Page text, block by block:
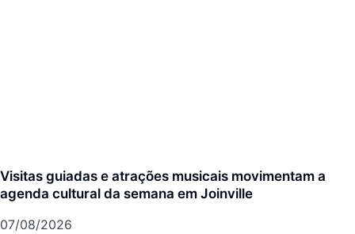
Visitas guiadas e atrações musicais movimentam a
agenda cultural da semana em Joinville
07/08/2026